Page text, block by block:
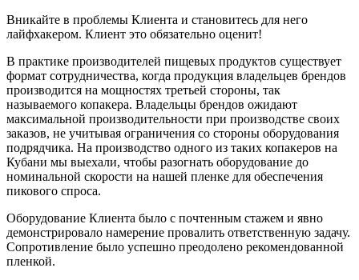
Вникайте в проблемы Клиента и становитесь для него
лайфхакером. Клиент это обязательно оценит!
В практике производителей пищевых продуктов существует
формат сотрудничества, когда продукция владельцев брендов
производится на мощностях третьей стороны, так
называемого копакера. Владельцы брендов ожидают
максимальной производительности при производстве своих
заказов, не учитывая ограничения со стороны оборудования
подрядчика. На производство одного из таких копакеров на
Кубани мы выехали, чтобы разогнать оборудование до
номинальной скорости на нашей пленке для обеспечения
пикового спроса.
Оборудование Клиента было с почтенным стажем и явно
демонстрировало намерение провалить ответственную задачу.
Сопротивление было успешно преодолено рекомендованной
пленкой.